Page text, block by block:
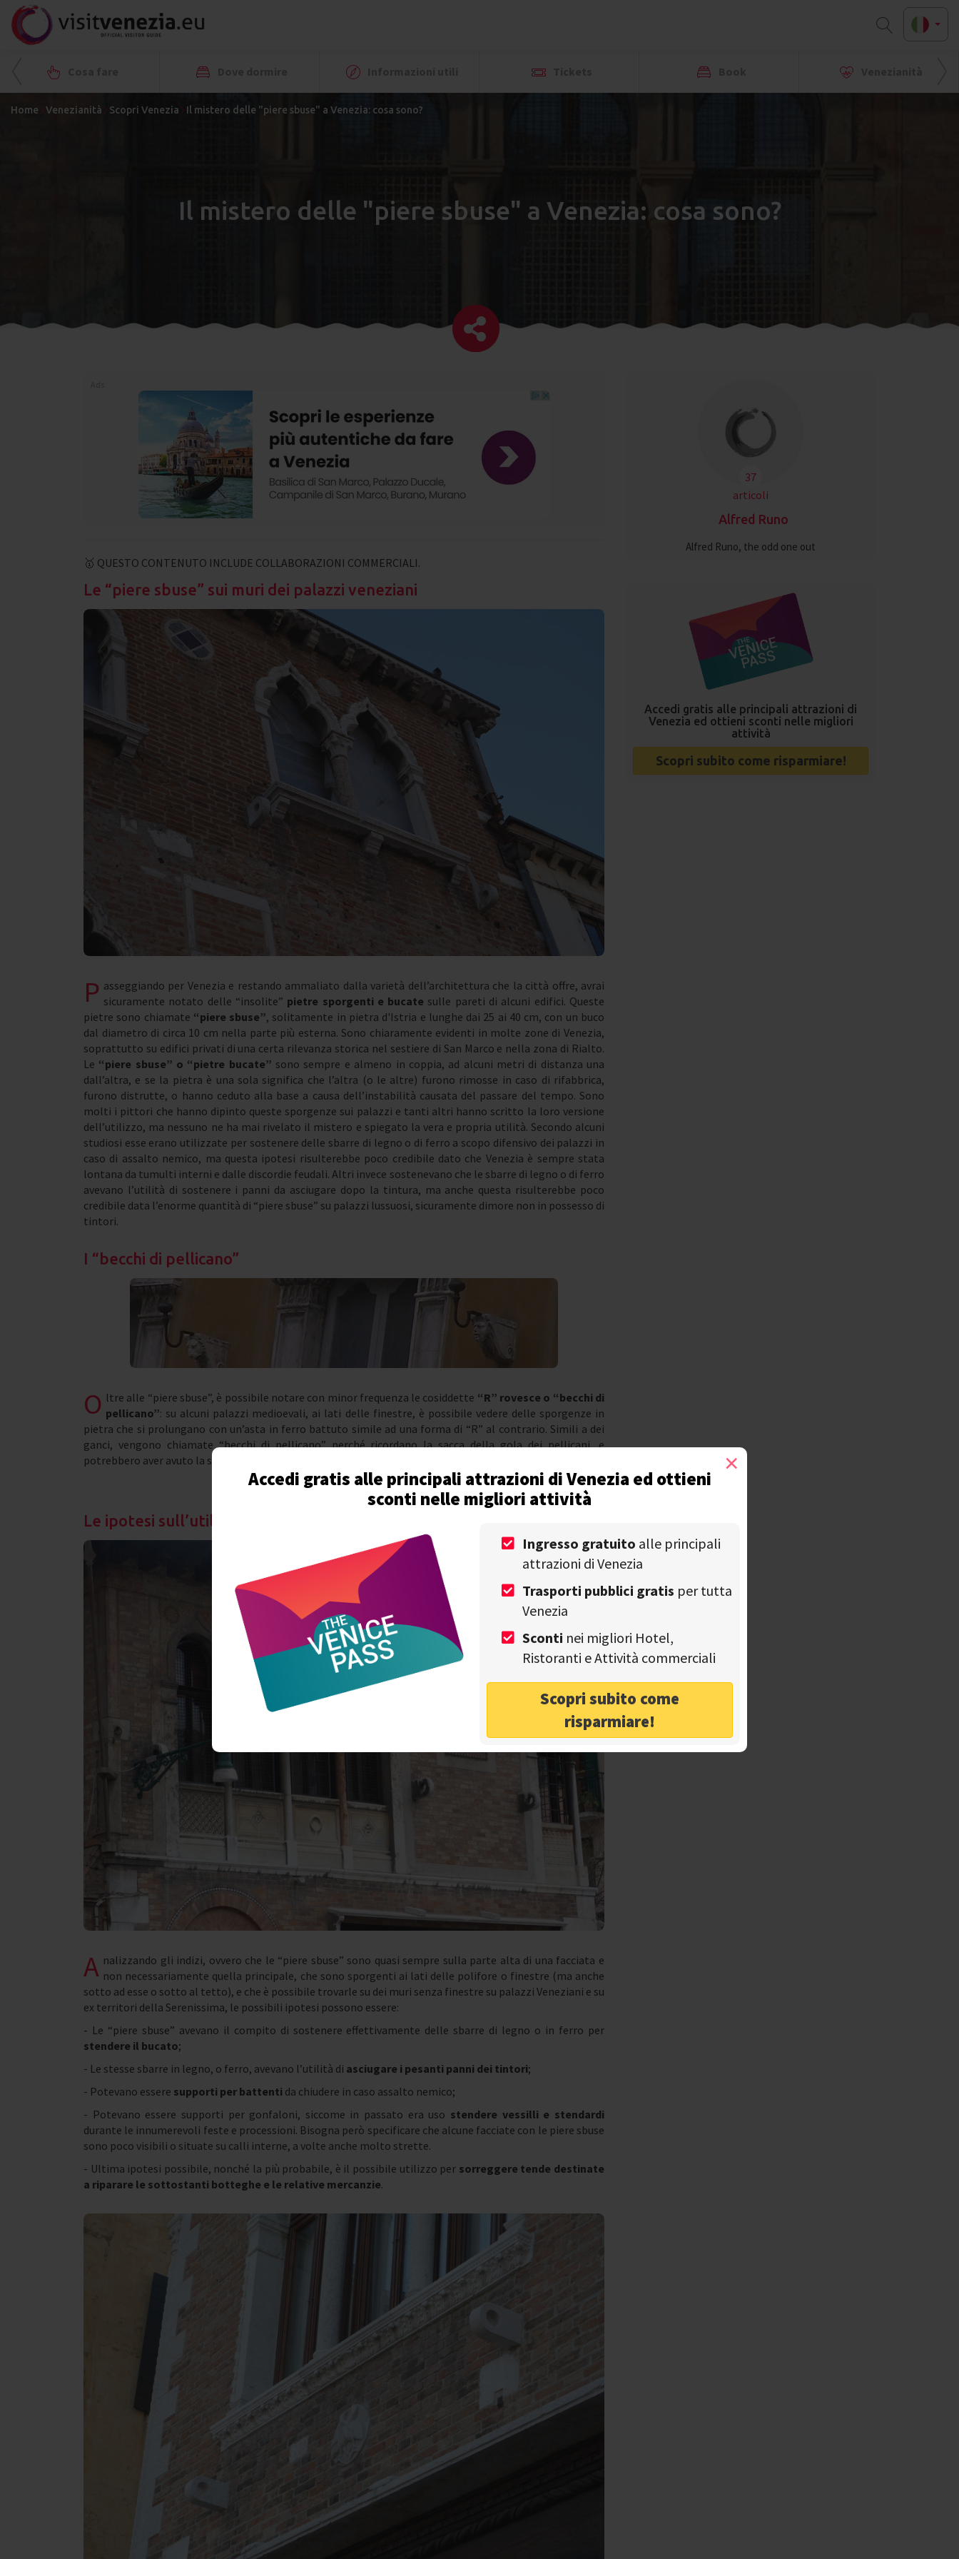
Accedi gratis alle principali attrazioni di Venezia ed ottieni
sconti nelle migliori attività
Ingresso gratuito alle principali
attrazioni di Venezia
Trasporti pubblici gratis per tutta
Venezia
Sconti nei migliori Hotel,
Ristoranti e Attività commerciali
Scopri subito come
risparmiare!
×
Home Venezianità Scopri Venezia Il mistero delle "piere sbuse" a Venezia: cosa sono?
Il mistero delle "piere sbuse" a Venezia: cosa sono?
🥇 QUESTO CONTENUTO INCLUDE COLLABORAZIONI COMMERCIALI.
Le “piere sbuse” sui muri dei palazzi veneziani
P asseggiando per Venezia e restando ammaliato dalla varietà dell’architettura che la città offre, avrai
sicuramente notato delle “insolite” pietre sporgenti e bucate sulle pareti di alcuni edifici. Queste
pietre sono chiamate “piere sbuse”, solitamente in pietra d'Istria e lunghe dai 25 ai 40 cm, con un buco
dal diametro di circa 10 cm nella parte più esterna. Sono chiaramente evidenti in molte zone di Venezia,
soprattutto su edifici privati di una certa rilevanza storica nel sestiere di San Marco e nella zona di Rialto.
Le “piere sbuse” o “pietre bucate” sono sempre e almeno in coppia, ad alcuni metri di distanza una
dall’altra, e se la pietra è una sola significa che l’altra (o le altre) furono rimosse in caso di rifabbrica,
furono distrutte, o hanno ceduto alla base a causa dell’instabilità causata del passare del tempo. Sono
molti i pittori che hanno dipinto queste sporgenze sui palazzi e tanti altri hanno scritto la loro versione
dell’utilizzo, ma nessuno ne ha mai rivelato il mistero e spiegato la vera e propria utilità. Secondo alcuni
studiosi esse erano utilizzate per sostenere delle sbarre di legno o di ferro a scopo difensivo dei palazzi in
caso di assalto nemico, ma questa ipotesi risulterebbe poco credibile dato che Venezia è sempre stata
lontana da tumulti interni e dalle discordie feudali. Altri invece sostenevano che le sbarre di legno o di ferro
avevano l’utilità di sostenere i panni da asciugare dopo la tintura, ma anche questa risulterebbe poco
credibile data l’enorme quantità di “piere sbuse” su palazzi lussuosi, sicuramente dimore non in possesso di
tintori.
I “becchi di pellicano”
O ltre alle “piere sbuse”, è possibile notare con minor frequenza le cosiddette “R” rovesce o “becchi di
pellicano”: su alcuni palazzi medioevali, ai lati delle finestre, è possibile vedere delle sporgenze in
pietra che si prolungano con un’asta in ferro battuto simile ad una forma di “R” al contrario. Simili a dei
ganci, vengono chiamate “becchi di pellicano” perché ricordano la sacca della gola dei pellicani, e
potrebbero aver avuto la stessa utilità delle “piere sbuse”.
Le ipotesi sull’utilità delle “piere sbuse”
A nalizzando gli indizi, ovvero che le “piere sbuse” sono quasi sempre sulla parte alta di una facciata e
non necessariamente quella principale, che sono sporgenti ai lati delle polifore o finestre (ma anche
sotto ad esse o sotto al tetto), e che è possibile trovarle su dei muri senza finestre su palazzi Veneziani e su
ex territori della Serenissima, le possibili ipotesi possono essere:
- Le “piere sbuse” avevano il compito di sostenere effettivamente delle sbarre di legno o in ferro per
stendere il bucato;
- Le stesse sbarre in legno, o ferro, avevano l’utilità di asciugare i pesanti panni dei tintori;
- Potevano essere supporti per battenti da chiudere in caso assalto nemico;
- Potevano essere supporti per gonfaloni, siccome in passato era uso stendere vessilli e stendardi
durante le innumerevoli feste e processioni. Bisogna però specificare che alcune facciate con le piere sbuse
sono poco visibili o situate su calli interne, a volte anche molto strette.
- Ultima ipotesi possibile, nonché la più probabile, è il possibile utilizzo per sorreggere tende destinate
a riparare le sottostanti botteghe e le relative mercanzie.
37
articoli
Alfred Runo
Alfred Runo, the odd one out
Accedi gratis alle principali attrazioni di
Venezia ed ottieni sconti nelle migliori
attività
Scopri subito come risparmiare!